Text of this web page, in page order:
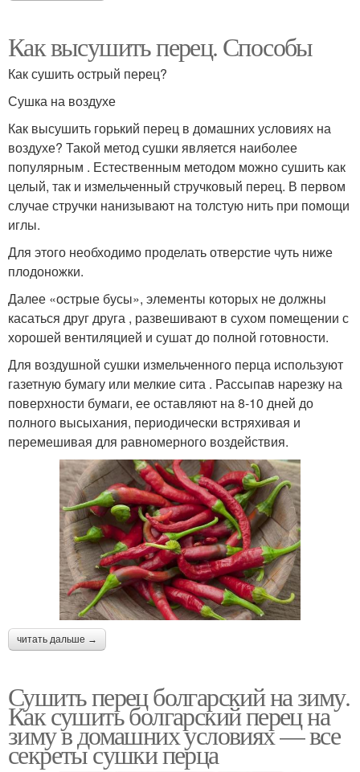
Как высушить перец. Способы
Как сушить острый перец?
Сушка на воздухе
Как высушить горький перец в домашних условиях на
воздухе? Такой метод сушки является наиболее
популярным . Естественным методом можно сушить как
целый, так и измельченный стручковый перец. В первом
случае стручки нанизывают на толстую нить при помощи
иглы.
Для этого необходимо проделать отверстие чуть ниже
плодоножки.
Далее «острые бусы», элементы которых не должны
касаться друг друга , развешивают в сухом помещении с
хорошей вентиляцией и сушат до полной готовности.
Для воздушной сушки измельченного перца используют
газетную бумагу или мелкие сита . Рассыпав нарезку на
поверхности бумаги, ее оставляют на 8-10 дней до
полного высыхания, периодически встряхивая и
перемешивая для равномерного воздействия.
читать дальше →
Сушить перец болгарский на зиму.
Как сушить болгарский перец на
зиму в домашних условиях — все
секреты сушки перца